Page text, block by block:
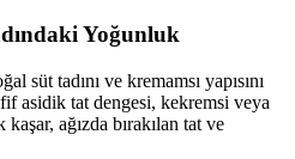
Yoğunluk
süt tadını ve kremamsı yapısını
asidik tat dengesi, kekremsi veya
ağızda bırakılan tat ve